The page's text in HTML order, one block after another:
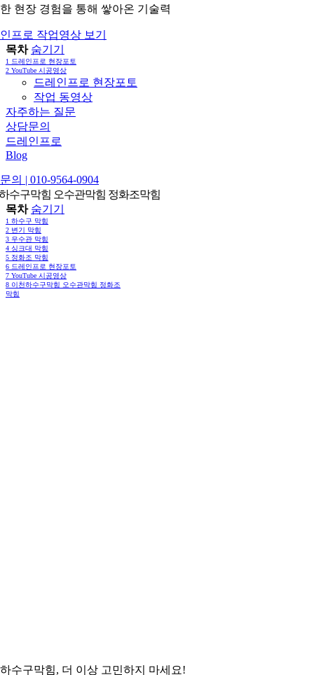
현장 경험을 통해 쌓아온 기술력
프로 작업영상 보기
목차 숨기기
1 드레인프로 현장포토
2 YouTube 시공영상
드레인프로 현장포토
작업 동영상
자주하는 질문
상담문의
드레인프로
Blog
의 | 010-9564-0904
수구막힘 오수관막힘 정화조막힘
목차 숨기기
1 하수구 막힘
2 변기 막힘
3 우수관 막힘
4 싱크대 막힘
5 정화조 막힘
6 드레인프로 현장포토
7 YouTube 시공영상
8 이천하수구막힘 오수관막힘 정화조
막힘
수구막힘, 더 이상 고민하지 마세요!